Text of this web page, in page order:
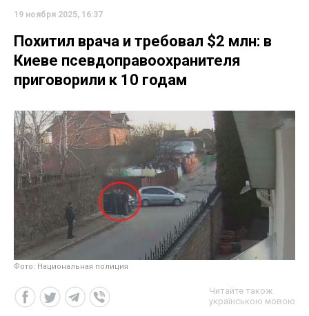
19 ноября 2025, 16:37
Похитил врача и требовал $2 млн: в
Киеве псевдоправоохранителя
приговорили к 10 годам
Фото: Национальная полиция
Читайте також
українською мовою